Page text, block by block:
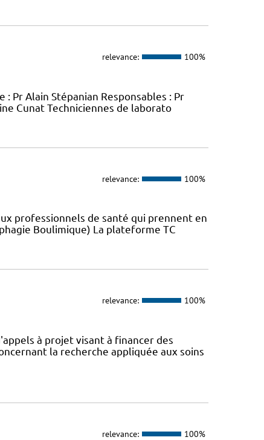
relevance: 100%
Pr Alain Stépanian Responsables : Pr
Cunat Techniciennes de laborato
relevance: 100%
professionnels de santé qui prennent en
Boulimique) La plateforme TC
relevance: 100%
à projet visant à financer des
la recherche appliquée aux soins
relevance: 100%